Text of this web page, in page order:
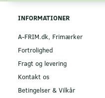
INFORMATIONER
A-FRIM.dk, Frimærker
Fortrolighed
Fragt og levering
Kontakt os
Betingelser & Vilkår